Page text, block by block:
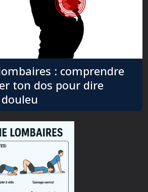
: comprendre
ton dos pour dire